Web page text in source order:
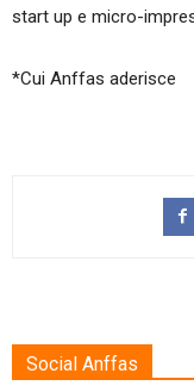
start up e micro-
*Cui Anffas aderisce
Social Anffas